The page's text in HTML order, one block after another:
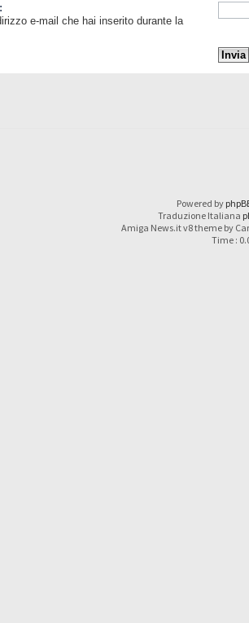
e-mail che hai inserito durante la
Powered by
Traduzione Italiana
Amiga News.it v8 theme by
Time :